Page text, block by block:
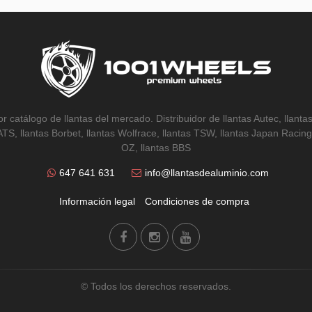
catálogo de llantas del mercado. Distribuidor de llantas Autec,
llantas Borbet, llantas Wolfrace, llantas TSW, llantas Japan
OZ, llantas BBS
647 641 631 info@llantasdealuminio.com
Información legal Condiciones de compra
© Todos los derechos reservados.